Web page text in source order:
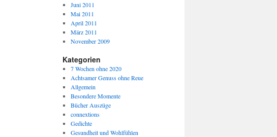
Juni 2011
Mai 2011
April 2011
März 2011
November 2009
Kategorien
7 Wochen ohne 2020
Achtsamer Genuss ohne Reue
Allgemein
Besondere Momente
Bücher Auszüge
connextions
Gedichte
Gesundheit und Wohlfühlen